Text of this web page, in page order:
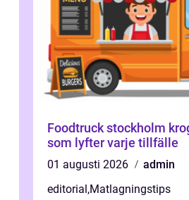
Foodtruck stockholm krogmat på hjul
som lyfter varje tillfälle
01 augusti 2026
admin
editorial,Matlagningstips